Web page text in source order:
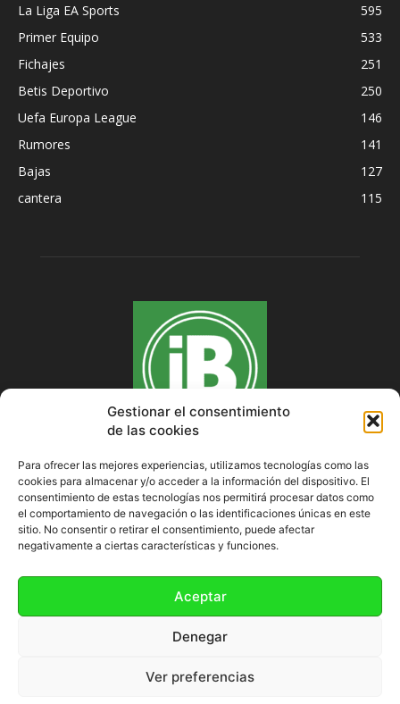
Gestionar el consentimiento
de las cookies
Para ofrecer las mejores experiencias, utilizamos tecnologías como las
cookies para almacenar y/o acceder a la información del dispositivo. El
consentimiento de estas tecnologías nos permitirá procesar datos como
el comportamiento de navegación o las identificaciones únicas en este
sitio. No consentir o retirar el consentimiento, puede afectar
negativamente a ciertas características y funciones.
Aceptar
Denegar
Ver preferencias
La Liga EA Sports
595
Primer Equipo
533
Fichajes
251
Betis Deportivo
250
Uefa Europa League
146
Rumores
141
Bajas
127
cantera
115
SOBRE NOSOTROS
Política de cookies (UE)